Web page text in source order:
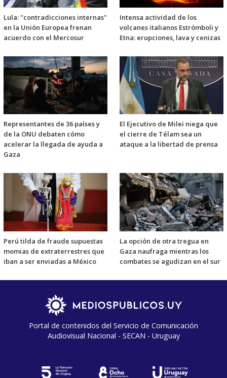
Lula: "contradicciones internas"
en la Unión Europea frenan
acuerdo con el Mercosur
Intensa actividad de los
volcanes italianos Estrómboli y
Etna: erupciones, lava y cenizas
Representantes de 36 países y
de la ONU debaten cómo
acelerar la llegada de ayuda a
Gaza
El Ejecutivo de Milei niega que
el cierre de Télam sea un
ataque a la libertad de prensa
Perú tilda de fraude supuestas
momias de extraterrestres que
iban a ser enviadas a México
La opción de otra tregua en
Gaza naufraga mientras los
combates se agudizan en el sur
Portal de contenidos del Servicio de Comunicación
Audiovisual Nacional - SECAN - Uruguay